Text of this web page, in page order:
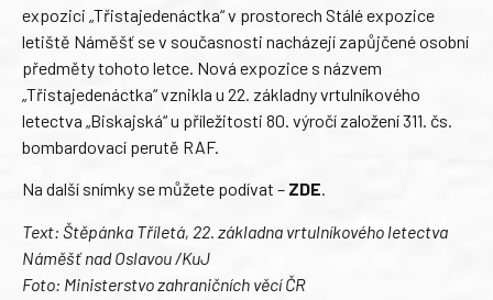
expozici „Třistajedenáctka“ v prostorech Stálé expozice
letiště Náměšť se v současnosti nacházejí zapůjčené osobní
předměty tohoto letce. Nová expozice s názvem
„Třistajedenáctka“ vznikla u 22. základny vrtulníkového
letectva „Biskajská“ u příležitosti 80. výročí založení 311. čs.
bombardovací perutě RAF.
Na další snímky se můžete podívat – ZDE.
Text: Štěpánka Tříletá, 22. základna vrtulníkového letectva
Náměšť nad Oslavou /KuJ
Foto: Ministerstvo zahraničních věcí ČR